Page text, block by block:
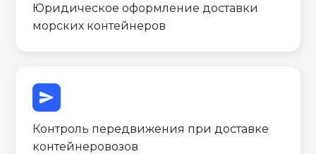
Юридическое оформление доставки
морских контейнеров
send
Контроль передвижения при доставке
контейнеровозов